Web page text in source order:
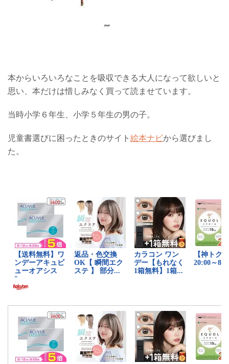
本からいろいろなことを吸収できる大人になって欲しいと
思い、本だけは惜しみなく買って読ませています。
当時小学６年生、小学５年生の男の子。
児童書選びに困ったときのサイト 絵本ナビから選びまし
た。